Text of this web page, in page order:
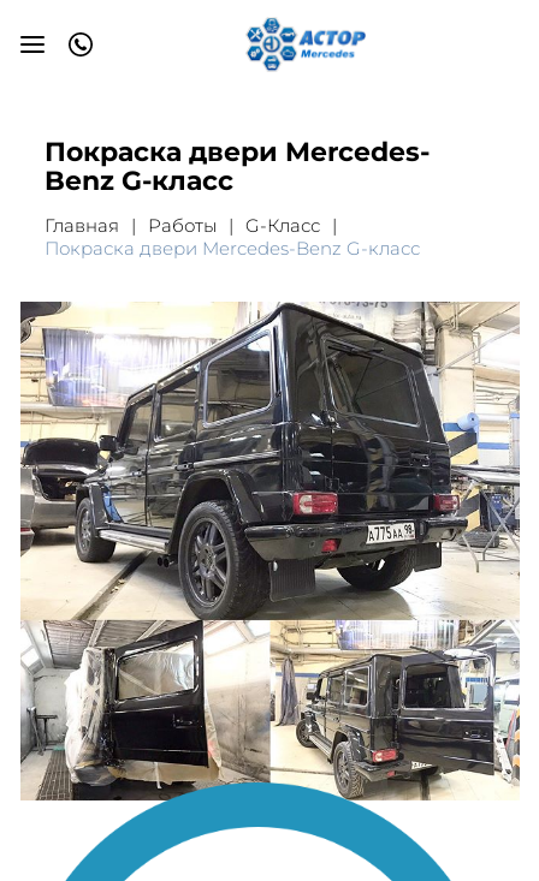
Покраска двери Mercedes-
Benz G-класс
Главная Работы
G-Класс
Покраска двери Mercedes-Benz G-класс